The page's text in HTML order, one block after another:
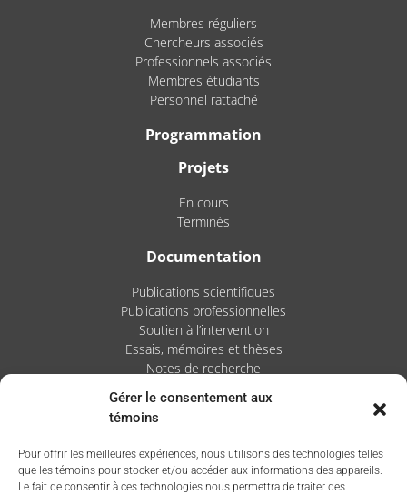
Gérer le consentement aux
témoins
Pour offrir les meilleures expériences, nous utilisons des technologies telles
que les témoins pour stocker et/ou accéder aux informations des appareils.
Le fait de consentir à ces technologies nous permettra de traiter des
Membres réguliers
Chercheurs associés
Professionnels associés
Membres étudiants
Personnel rattaché
Programmation
Projets
En cours
Terminés
Documentation
Publications scientifiques
Publications professionnelles
Soutien à l’intervention
Essais, mémoires et thèses
Notes de recherche
Activités
Nouvelles